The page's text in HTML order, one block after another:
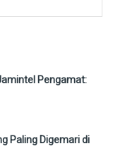
Pengamat:
Paling Digemari di